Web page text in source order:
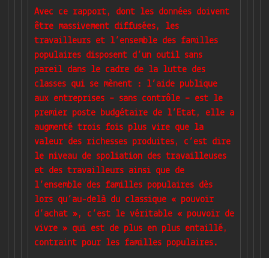
Avec ce rapport, dont les données doivent
être massivement diffusées, les
travailleurs et l’ensemble des familles
populaires disposent d’un outil sans
pareil dans le cadre de la lutte des
classes qui se mènent : l’aide publique
aux entreprises – sans contrôle – est le
premier poste budgétaire de l’Etat, elle a
augmenté trois fois plus vire que la
valeur des richesses produites, c’est dire
le niveau de spoliation des travailleuses
et des travailleurs ainsi que de
l’ensemble des familles populaires dès
lors qu’au-delà du classique « pouvoir
d’achat », c’est le véritable « pouvoir de
vivre » qui est de plus en plus entaillé,
contraint pour les familles populaires.